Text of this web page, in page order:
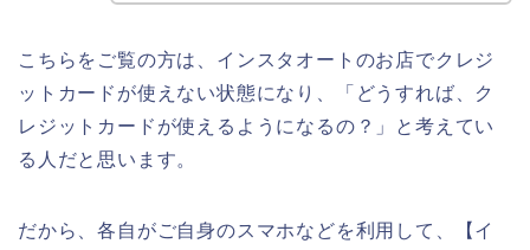
こちらをご覧の方は、インスタオートのお店でクレジ
ットカードが使えない状態になり、「どうすれば、ク
レジットカードが使えるようになるの？」と考えてい
る人だと思います。
だから、各自がご自身のスマホなどを利用して、【イ